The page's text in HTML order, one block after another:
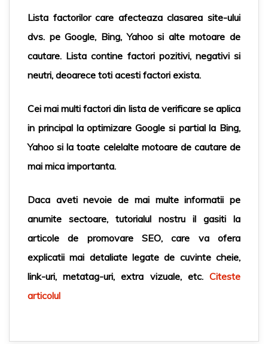
Lista factorilor care afecteaza clasarea site-ului
dvs. peGoogle, Bing,Yahoosi altemotoare de
cautare. Lista contine factori pozitivi, negativi si
neutri, deoarece toti acesti factori exista.
Cei mai multi factori din lista de verificare se aplica
in principal la optimizare Google si partial la Bing,
Yahoo si la toate celelalte motoare de cautarede
mai mica importanta.
Daca aveti nevoie de mai multe informatii pe
anumite sectoare, tutorialul nostru il gasiti la
articole de promovare SEO, care va ofera
explicatii mai detaliate legate de cuvinte cheie,
link-uri, metatag-uri, extra vizuale, etc. Citeste
articolul